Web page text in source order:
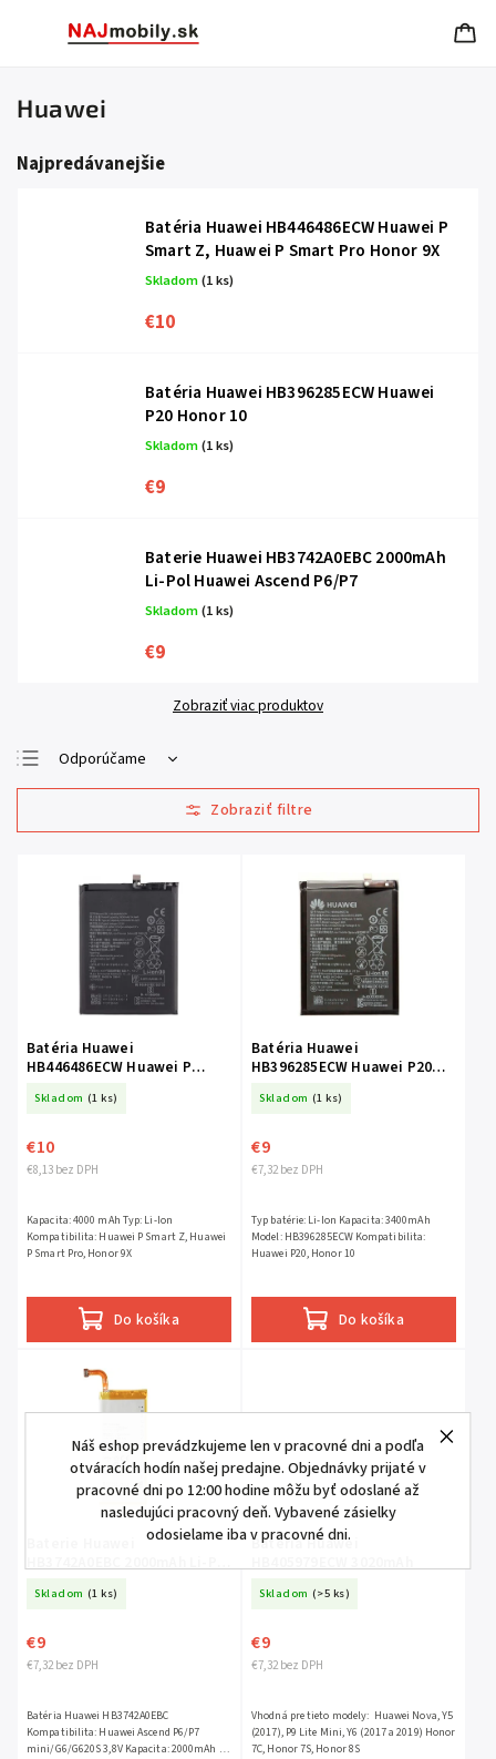
Náš eshop prevádzkujeme len v pracovné dni a podľa
otváracích hodín našej predajne. Objednávky prijaté v
pracovné dni po 12:00 hodine môžu byť odoslané až
nasledujúci pracovný deň. Vybavené zásielky
odosielame iba v pracovné dni.
Huawei
Najpredávanejšie
Batéria Huawei HB446486ECW Huawei P
Smart Z, Huawei P Smart Pro Honor 9X
Skladom(1 ks)
€10
Batéria Huawei HB396285ECW Huawei
P20 Honor 10
Skladom(1 ks)
€9
Baterie Huawei HB3742A0EBC 2000mAh
Li-Pol Huawei Ascend P6/P7
Skladom(1 ks)
€9
Zobraziť viac produktov
Odporúčame
Najlacnejšie
Najdrahšie
Batéria Huawei
HB446486ECW Huawei P
Honor 9X
Skladom (1 ks)
€8,13 bez DPH
€10
Do košíka
Kapacita: 4000 mAh Typ: Li‑Ion
Kompatibilita: Huawei P Smart Z, Huawei
P Smart Pro, Honor 9X
Batéria Huawei
HB396285ECW Huawei P20
Skladom (1 ks)
€7,32 bez DPH
€9
Do košíka
Typ batérie: Li-Ion Kapacita: 3400mAh
Model: HB396285ECW Kompatibilita:
Huawei P20, Honor 10
Skladom (1 ks)
€7,32 bez DPH
€9
Batéria Huawei HB3742A0EBC
Kompatibilita: Huawei Ascend P6/P7
mini/G6/G620S 3,8V Kapacita: 2000mAh Li-
Batéria Huawei
Skladom (>5 ks)
€7,32 bez DPH
€9
Vhodná pre tieto modely: Huawei Nova, Y5
(2017), P9 Lite Mini, Y6 (2017 a 2019) Honor
7C, Honor 7S, Honor 8S